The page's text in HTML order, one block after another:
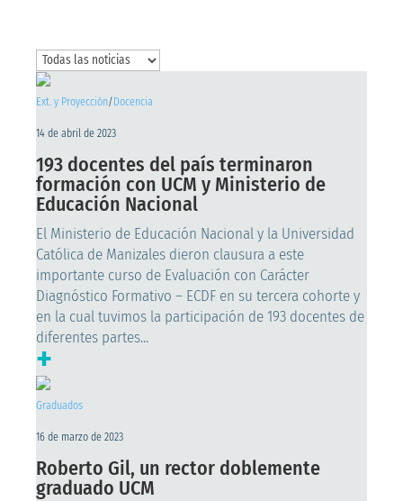
Ext. y Proyección/ Docencia
14 de abril de 2023
193 docentes del país terminaron
formación con UCM y Ministerio de
Educación Nacional
El Ministerio de Educación Nacional y la Universidad
Católica de Manizales dieron clausura a este
importante curso de Evaluación con Carácter
Diagnóstico Formativo – ECDF en su tercera cohorte y
en la cual tuvimos la participación de 193 docentes de
diferentes partes...
+
Graduados
16 de marzo de 2023
Roberto Gil, un rector doblemente
graduado UCM